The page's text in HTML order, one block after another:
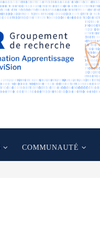
COMMUNAUTÉ